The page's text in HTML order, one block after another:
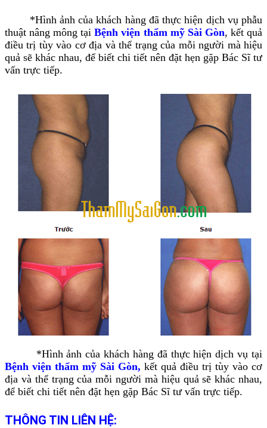
*Hình ảnh của khách hàng đã thực hiện dịch vụ phẫu
thuật nâng mông tạiBệnh viện thẩm mỹ Sài Gòn, kết quả
điều trị tùy vào cơ địa và thể trạng của mỗi người mà hiệu
quả sẽ khác nhau, để biết chi tiết nên đặt hẹn gặp Bác Sĩ tư
vấn trực tiếp.
*Hình ảnh của khách hàng đã thực hiện dịch vụ tại
Bệnh viện thẩm mỹ Sài Gòn, kết quả điều trị tùy vào cơ
địa và thể trạng của mỗi người mà hiệu quả sẽ khác nhau,
để biết chi tiết nên đặt hẹn gặp Bác Sĩ tư vấn trực tiếp.
THÔNG TIN LIÊN HỆ: